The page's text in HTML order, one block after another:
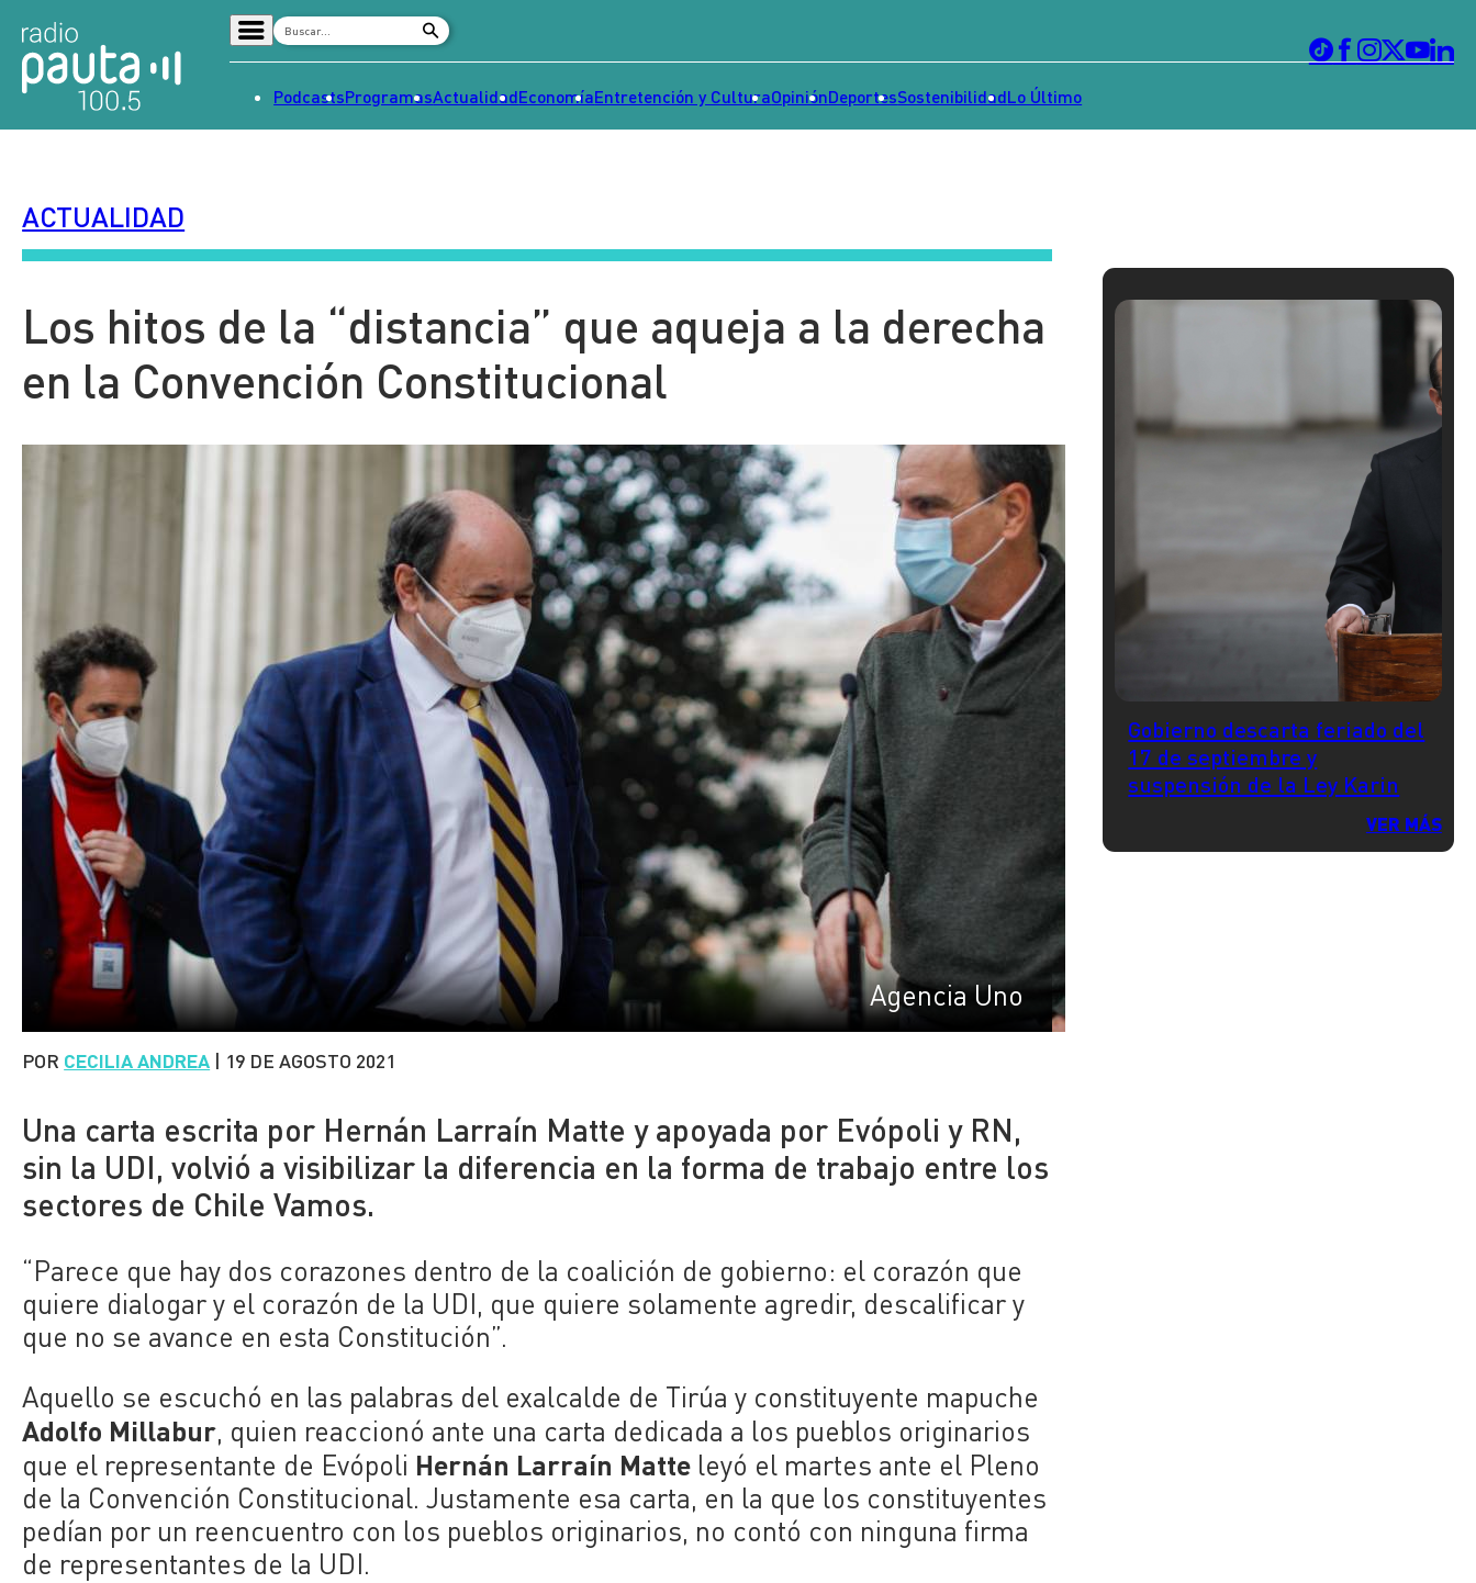
Señal 2
Tendencias
Contenido Patrocinado
PodcastsProgramasActualidadEconomíaEntretención y CulturaOpiniónDeportesSostenibilidadLo Último
ACTUALIDAD
Los hitos de la “distancia” que aqueja a la derecha
en la Convención Constitucional
Agencia Uno
POR CECILIA ANDREA | 19 DE AGOSTO 2021
Una carta escrita por Hernán Larraín Matte y apoyada por Evópoli y RN,
sin la UDI, volvió a visibilizar la diferencia en la forma de trabajo entre los
sectores de Chile Vamos.
“Parece que hay dos corazones dentro de la coalición de gobierno: el corazón que
quiere dialogar y el corazón de la UDI, que quiere solamente agredir, descalificar y
que no se avance en esta Constitución”.
Aquello se escuchó en las palabras del exalcalde de Tirúa y constituyente mapuche
Adolfo Millabur, quien reaccionó ante una carta dedicada a los pueblos originarios
que el representante de Evópoli Hernán Larraín Matte leyó el martes ante el Pleno
de la Convención Constitucional. Justamente esa carta, en la que los constituyentes
pedían por un reencuentro con los pueblos originarios, no contó con ninguna firma
de representantes de la UDI.
Gobierno descarta feriado del
17 de septiembre y
suspensión de la Ley Karin
VER MÁS